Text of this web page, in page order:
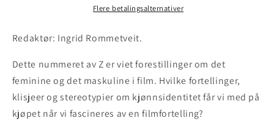
Flere betalingsalternativer
Redaktør: Ingrid Rommetveit.
Dette nummeret av Z er viet forestillinger om det
feminine og det maskuline i film. Hvilke fortellinger,
klisjeer og stereotypier om kjønnsidentitet får vi med på
kjøpet når vi fascineres av en filmfortelling?